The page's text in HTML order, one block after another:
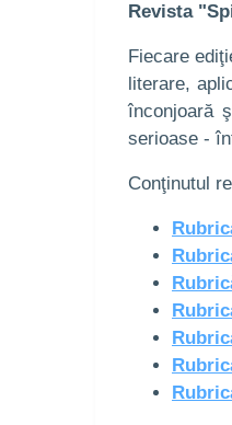
Revista
Fiecare
literare,
înconjoară
serioase -
Conţinutul